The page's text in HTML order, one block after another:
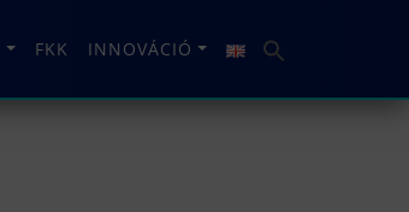
FKK INNOVÁCIÓ